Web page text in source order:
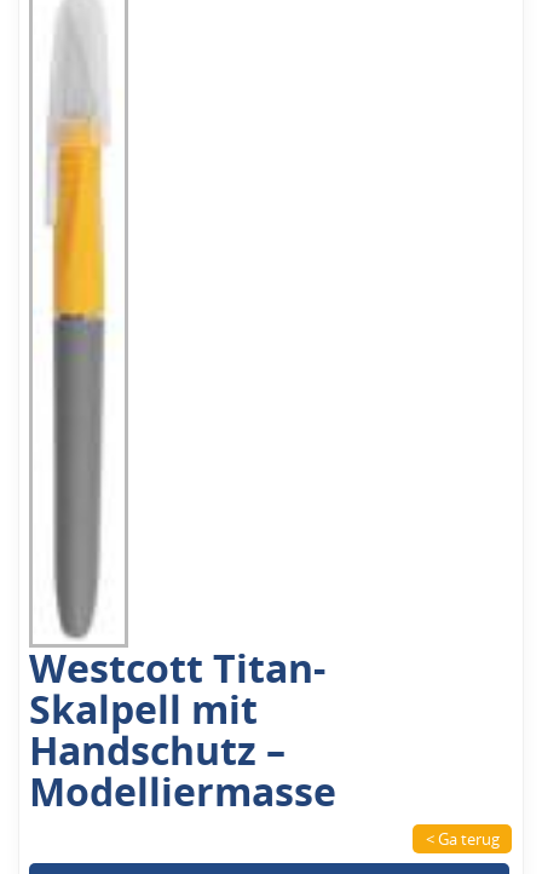
Westcott Titan-
Skalpell mit
Handschutz –
Modelliermasse
< Ga terug